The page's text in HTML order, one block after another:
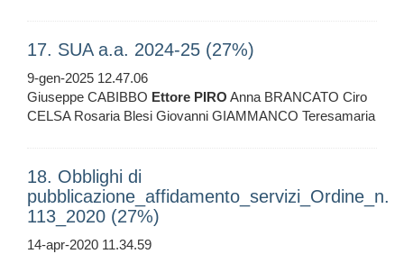
17. SUA a.a. 2024-25 (27%)
9-gen-2025 12.47.06
Giuseppe CABIBBO Ettore PIRO Anna BRANCATO Ciro
CELSA Rosaria Blesi Giovanni GIAMMANCO Teresamaria
18. Obblighi di
pubblicazione_affidamento_servizi_Ordine_n.
113_2020 (27%)
14-apr-2020 11.34.59